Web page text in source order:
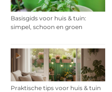
Basisgids voor huis & tuin:
simpel, schoon en groen
Praktische tips voor huis & tuin